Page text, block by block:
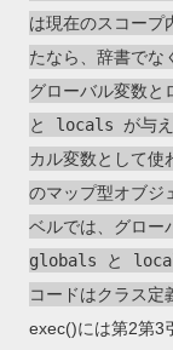
は現在のスコー
たなら、辞書でな
グローバル変数
と locals が与え
カル変数として
のマップ型オブジ
ベルでは、グロ
globals と locals
コードはクラス定
exec()には第2第3